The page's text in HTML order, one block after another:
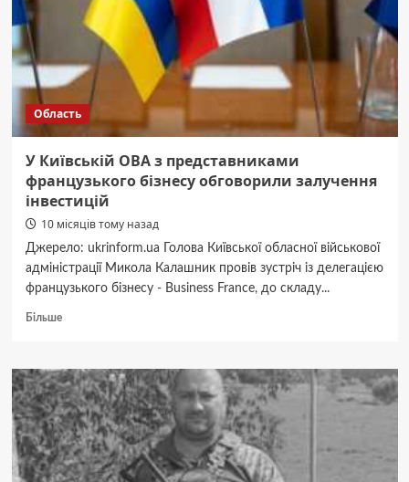
опалим
листям
Область
У Київській ОВА з представниками
французького бізнесу обговорили залучення
інвестицій
10 місяців тому назад
Джерело: ukrinform.ua Голова Київської обласної військової
адміністрації Микола Калашник провів зустріч із делегацією
французького бізнесу - Business France, до складу...
БільшеДокладніше
Київській
ОВА
з
представниками
французького
бізнесу
обговорили